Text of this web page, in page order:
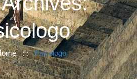
: :Psicologo